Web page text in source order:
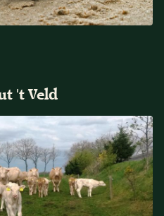
't Veld